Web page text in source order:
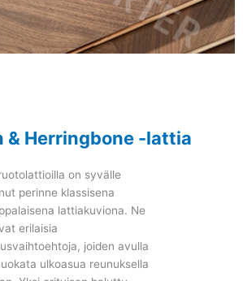
& Herringbone -lattia
on syvälle
perinne klassisena
lattiakuviona. Ne
erilaisia
joiden avulla
ulkoasua reunuksella